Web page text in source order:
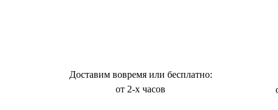
Доставим вовремя или бесплатно:
от 2-х часов